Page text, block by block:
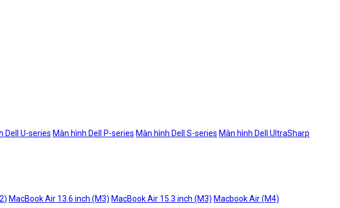
Dell U-series Màn hình Dell P-series Màn hình Dell S-series Màn hình Dell UltraSharp
MacBook Air 13.6 inch (M3) MacBook Air 15.3 inch (M3) Macbook Air (M4)